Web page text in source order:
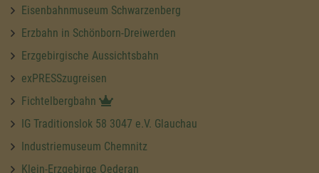
Eisenbahnmuseum Schwarzenberg
Erzbahn in Schönborn-Dreiwerden
Erzgebirgische Aussichtsbahn
exPRESSzugreisen
Fichtelbergbahn
IG Traditionslok 58 3047 e.V. Glauchau
Industriemuseum Chemnitz
Klein-Erzgebirge Oederan